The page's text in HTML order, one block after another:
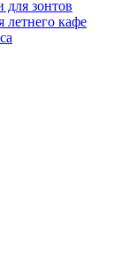
для зонтов
летнего кафе